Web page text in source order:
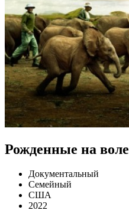
Рожденные на воле
Документальный
Семейный
США
2022